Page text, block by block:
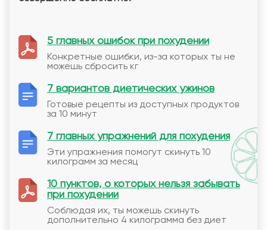
5 главных ошибок при похудении
Конкретные ошибки, из-за которых ты не
можешь сбросить кг
7 вариантов диетических ужинов
Готовые рецепты из доступных продуктов
за 10 минут
7 главных упражнений для похудения
Эти упражнения помогут скинуть 10
килограмм за месяц
10 пунктов, о которых нельзя забывать
при похудении
Соблюдая их, ты можешь скинуть
дополнительно 4 килограмма без диет